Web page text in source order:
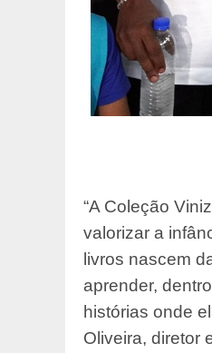
“A Coleção
valorizar a
livros nascem
aprender,
histórias onde
Oliveira, diretor